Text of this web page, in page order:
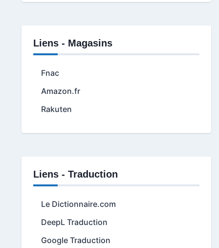
Liens - Magasins
Fnac
Amazon.fr
Rakuten
Liens - Traduction
Le Dictionnaire.com
DeepL Traduction
Google Traduction